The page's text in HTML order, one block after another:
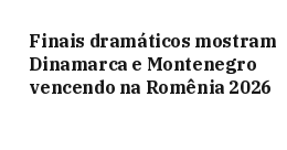
Finais dramáticos mostram
Dinamarca e Montenegro
vencendo na Romênia 2026